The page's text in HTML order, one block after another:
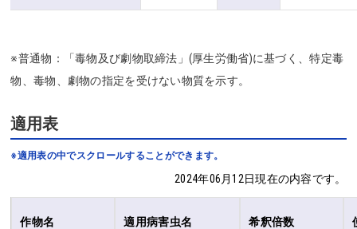
※普通物：「毒物及び劇物取締法」(厚生労働省)に基づく、特定毒
物、毒物、劇物の指定を受けない物質を示す。
適用表
※適用表の中でスクロールすることができます。
2024年06月12日現在の内容です。
作物名 適用病害虫名 希釈倍数